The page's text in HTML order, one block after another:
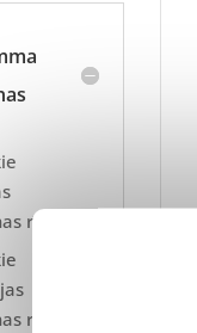
rīki
rīki